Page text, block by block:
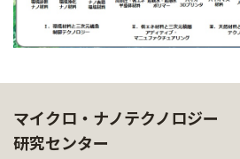
マイクロ・ナノテクノロジー
研究センター